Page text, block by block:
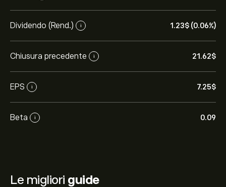
Dividendo (Rend.) i 1.23‎$‎ (0.06%)
Chiusura precedente i 21.62‎$‎
EPS i 7.25‎$‎
Beta i 0.09
Le migliori guide